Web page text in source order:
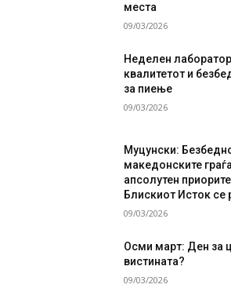
места
09/03/2026
Неделен
квалитетот и
за пиење
09/03/2026
Муцунски:
македонските
апсолутен
Блискиот Исток се
09/03/2026
Осми март: Ден за
вистината?
09/03/2026